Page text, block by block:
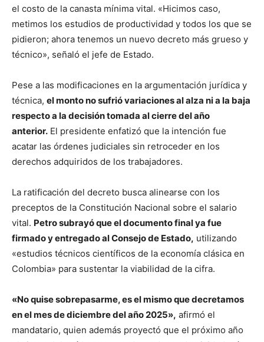
el costo de la canasta mínima vital. «Hicimos caso,
metimos los estudios de productividad y todos los que se
pidieron; ahora tenemos un nuevo decreto más grueso y
técnico», señaló el jefe de Estado.
Pese a las modificaciones en la argumentación jurídica y
técnica, el monto no sufrió variaciones al alza ni a la baja
respecto a la decisión tomada al cierre del año
anterior. El presidente enfatizó que la intención fue
acatar las órdenes judiciales sin retroceder en los
derechos adquiridos de los trabajadores.
La ratificación del decreto busca alinearse con los
preceptos de la Constitución Nacional sobre el salario
vital. Petro subrayó que el documento final ya fue
firmado y entregado al Consejo de Estado, utilizando
«estudios técnicos científicos de la economía clásica en
Colombia» para sustentar la viabilidad de la cifra.
«No quise sobrepasarme, es el mismo que decretamos
en el mes de diciembre del año 2025», afirmó el
mandatario, quien además proyectó que el próximo año